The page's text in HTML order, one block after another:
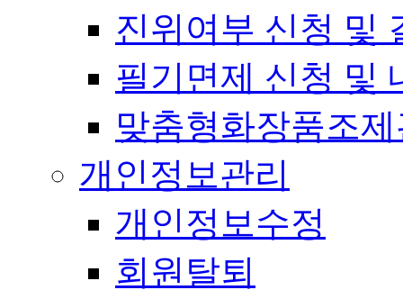
진위여부 신청 및
필기면제 신청 및
맞춤형화장품조
개인정보관리
개인정보수정
회원탈퇴